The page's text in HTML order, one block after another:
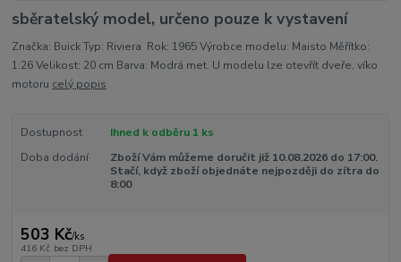
sběratelský model, určeno pouze k vystavení
Značka: Buick Typ: Riviera Rok: 1965 Výrobce modelu: Maisto Měřítko:
1:26 Velikost: 20 cm Barva: Modrá met. U modelu lze otevřít dveře, víko
motoru celý popis
Dostupnost
Ihned k odběru 1 ks
Doba dodání
Zboží Vám můžeme doručit již 10.08.2026 do 17:00.
Stačí, když zboží objednáte nejpozději do zítra do
8:00
503 Kč/ks
416 Kč bez DPH